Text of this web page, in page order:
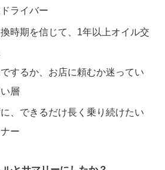
ライバー
時期を信じて、1年以上オイル交
するか、お店に頼むか迷ってい
層
、できるだけ長く乗り続けたい
ー